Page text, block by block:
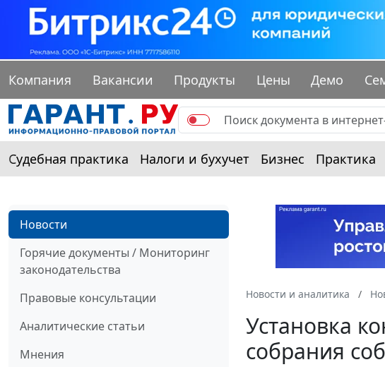
Компания Вакансии Продукты Цены Демо
Судебная практика Налоги и бухучет Бизнес Практика
Новости
Горячие документы / Мониторинг
законодательства
Правовые консультации
Аналитические статьи
Мнения
Новости и аналитика
Установка
собрания